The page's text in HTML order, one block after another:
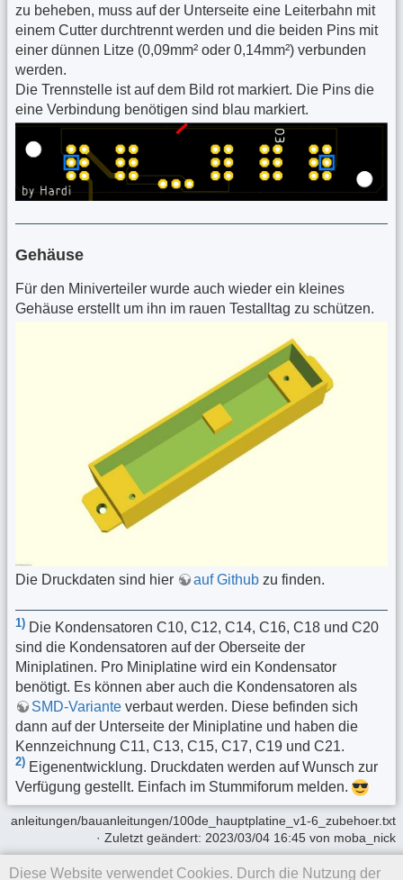
zu beheben, muss auf der Unterseite eine Leiterbahn mit
einem Cutter durchtrennt werden und die beiden Pins mit
einer dünnen Litze (0,09mm² oder 0,14mm²) verbunden
werden.
Die Trennstelle ist auf dem Bild rot markiert. Die Pins die
eine Verbindung benötigen sind blau markiert.
Gehäuse
Für den Miniverteiler wurde auch wieder ein kleines
Gehäuse erstellt um ihn im rauen Testalltag zu schützen.
Die Druckdaten sind hier auf Github zu finden.
1) Die Kondensatoren C10, C12, C14, C16, C18 und C20
sind die Kondensatoren auf der Oberseite der
Miniplatinen. Pro Miniplatine wird ein Kondensator
benötigt. Es können aber auch die Kondensatoren als
SMD-Variante verbaut werden. Diese befinden sich
dann auf der Unterseite der Miniplatine und haben die
Kennzeichnung C11, C13, C15, C17, C19 und C21.
2) Eigenentwicklung. Druckdaten werden auf Wunsch zur
Verfügung gestellt. Einfach im Stummiforum melden.
Diese Website verwendet Cookies. Durch die Nutzung der
anleitungen/bauanleitungen/100de_hauptplatine_v1-6_zubehoer.txt
· Zuletzt geändert: 2023/03/04 16:45 von moba_nick
Falls nicht anders bezeichnet, ist der Inhalt dieses Wikis unter der